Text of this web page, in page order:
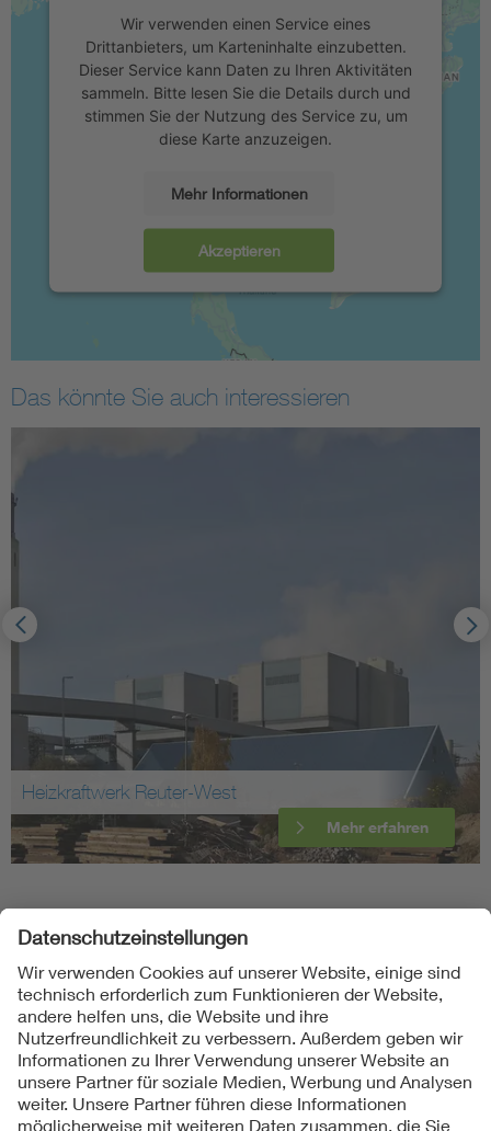
Wir verwenden einen Service eines
Drittanbieters, um Karteninhalte einzubetten.
Dieser Service kann Daten zu Ihren Aktivitäten
sammeln. Bitte lesen Sie die Details durch und
stimmen Sie der Nutzung des Service zu, um
diese Karte anzuzeigen.
Mehr Informationen
Akzeptieren
Das könnte Sie auch interessieren
Heizkraftwerk Reuter-West
Mehr erfahren
Folgen Sie uns